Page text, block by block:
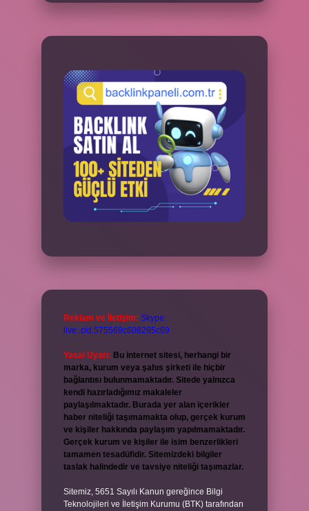
Reklam ve İletişim: Skype:
live:.cid.575569c608265c69
Yasal Uyarı: Bu internet sitesi, herhangi bir
marka, kurum veya şahıs şirketi ile hiçbir
bağlantısı bulunmamaktadır. Sitede yalnızca
kendi hazırladığımız makaleler
paylaşılmaktadır. Burada yer alan içerikler
haber niteliği taşımamakta olup, gerçek kurum
ve kişiler hakkında paylaşım yapılmamaktadır.
Gerçek kurum ve kişiler ile isim benzerlikleri
tamamen tesadüfidir. Sitemizdeki bilgiler
taslak halindedir ve tavsiye niteliği taşımazlar.
Sitemiz, 5651 Sayılı Kanun gereğince Bilgi
Teknolojileri ve İletişim Kurumu (BTK) tarafından